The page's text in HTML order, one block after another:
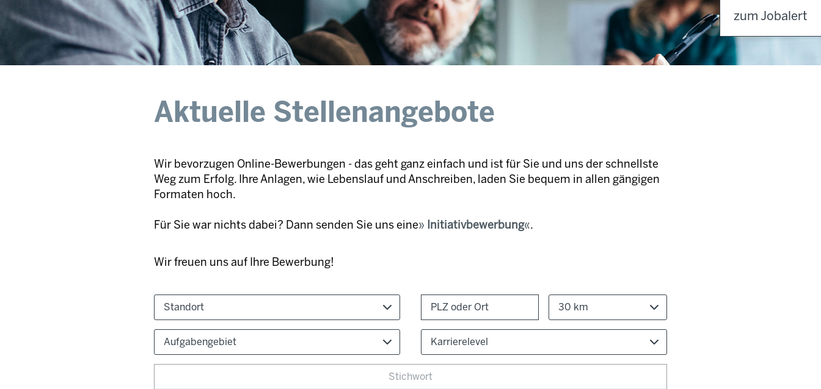
Aktuelle Stellenangebote
Wir bevorzugen Online-Bewerbungen - das geht ganz einfach und ist für Sie und uns der schnellste
Weg zum Erfolg. Ihre Anlagen, wie Lebenslauf und Anschreiben, laden Sie bequem in allen gängigen
Formaten hoch.
Für Sie war nichts dabei? Dann senden Sie uns eine Initiativbewerbung .
Wir freuen uns auf Ihre Bewerbung!
Standort 30 km
Aufgabengebiet Karrierelevel
zum Jobalert